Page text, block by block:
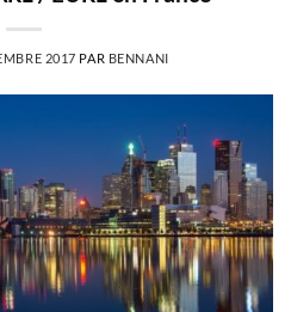
2017 PAR BENNANI